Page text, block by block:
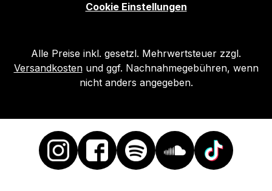
Cookie Einstellungen
Alle Preise inkl. gesetzl. Mehrwertsteuer zzgl.
Versandkostenund ggf. Nachnahmegebühren, wenn
nicht anders angegeben.